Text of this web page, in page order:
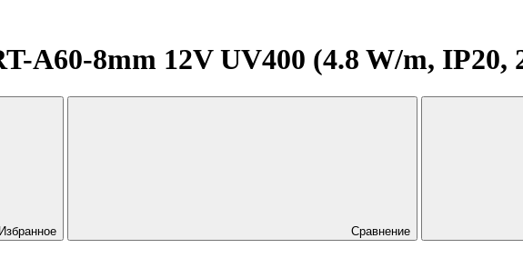
A60-8mm 12V UV400 (4.8 W/m,
Избранное Сравнение